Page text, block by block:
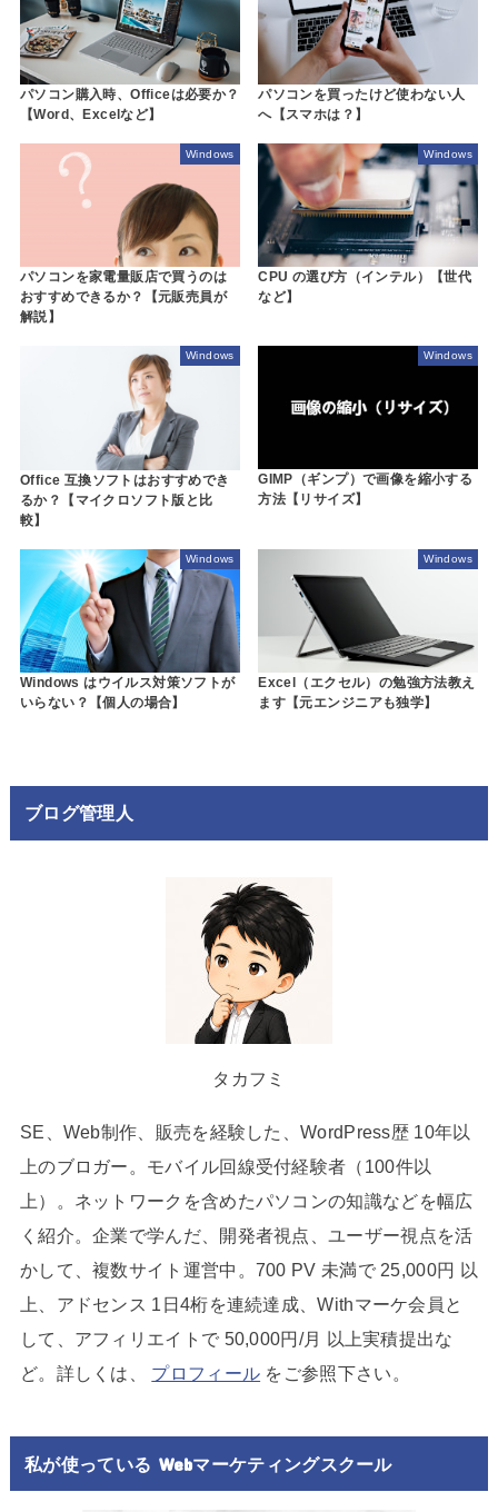
パソコン購入時、Officeは必要か？
【Word、Excelなど】
パソコンを買ったけど使わない人
へ【スマホは？】
Windows
パソコンを家電量販店で買うのは
おすすめできるか？【元販売員が
解説】
Windows
CPU の選び方（インテル）【世代
など】
Windows
Office 互換ソフトはおすすめでき
るか？【マイクロソフト版と比
較】
Windows
GIMP（ギンプ）で画像を縮小する
方法【リサイズ】
Windows
Windows はウイルス対策ソフトが
いらない？【個人の場合】
Windows
Excel（エクセル）の勉強方法教え
ます【元エンジニアも独学】
ブログ管理人
タカフミ
SE、Web制作、販売を経験した、WordPress歴 10年以
上のブロガー。モバイル回線受付経験者（100件以
上）。ネットワークを含めたパソコンの知識などを幅広
く紹介。企業で学んだ、開発者視点、ユーザー視点を活
かして、複数サイト運営中。700 PV 未満で 25,000円 以
上、アドセンス 1日4桁を連続達成、Withマーケ会員と
して、アフィリエイトで 50,000円/月 以上実積提出な
ど。詳しくは、 プロフィール をご参照下さい。
私が使っている Webマーケティングスクール